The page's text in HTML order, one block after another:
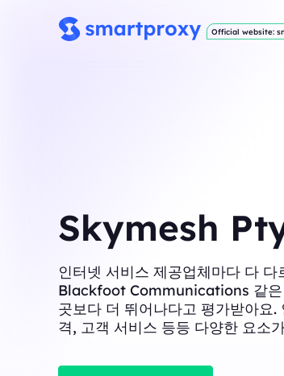
Official website:
Skymesh
인터넷 서비스 제공업체마다 다
Blackfoot Communications 같은
곳보다 더 뛰어나다고 평가받아요
격, 고객 서비스 등등 다양한 요소